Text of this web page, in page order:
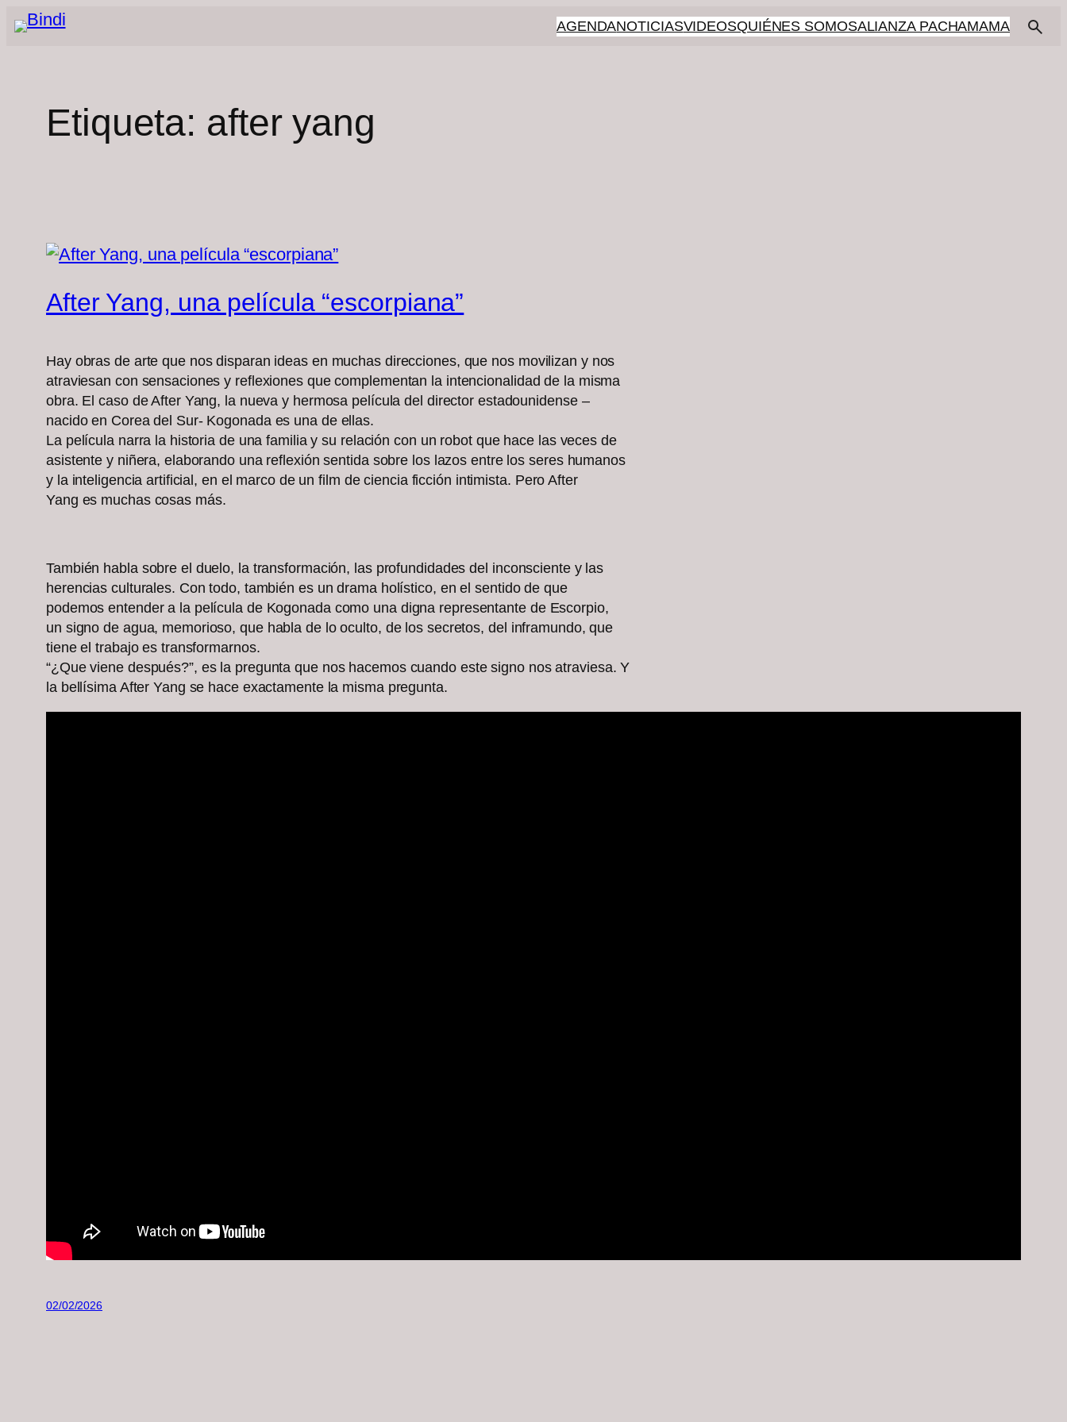
Saltar
AGENDANOTICIASVIDEOSQUIÉNES SOMOSALIANZA PACHAMAMA
Etiqueta: after yang
After Yang, una película “escorpiana”
Hay obras de arte que nos disparan ideas en muchas direcciones, que nos movilizan y nos
atraviesan con sensaciones y reflexiones que complementan la intencionalidad de la misma
obra. El caso de After Yang, la nueva y hermosa película del director estadounidense –
nacido en Corea del Sur- Kogonada es una de ellas.
La película narra la historia de una familia y su relación con un robot que hace las veces de
asistente y niñera, elaborando una reflexión sentida sobre los lazos entre los seres humanos
y la inteligencia artificial, en el marco de un film de ciencia ficción intimista. Pero After
Yang es muchas cosas más.
También habla sobre el duelo, la transformación, las profundidades del inconsciente y las
herencias culturales. Con todo, también es un drama holístico, en el sentido de que
podemos entender a la película de Kogonada como una digna representante de Escorpio,
un signo de agua, memorioso, que habla de lo oculto, de los secretos, del inframundo, que
tiene el trabajo es transformarnos.
“¿Que viene después?”, es la pregunta que nos hacemos cuando este signo nos atraviesa. Y
la bellísima After Yang se hace exactamente la misma pregunta.
02/02/2026